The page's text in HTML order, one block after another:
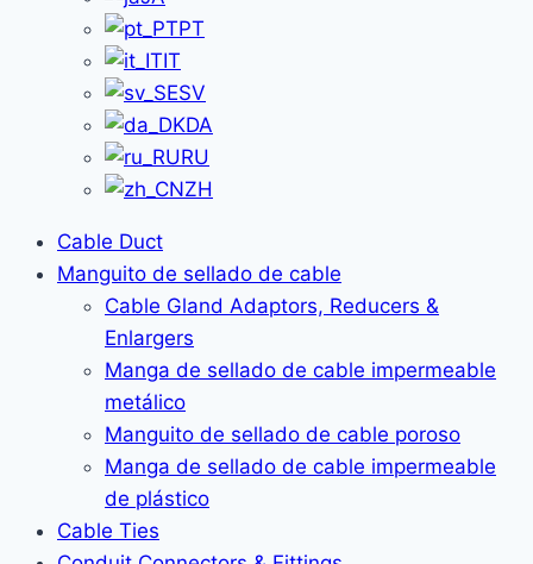
PT
IT
SV
DA
RU
ZH
Cable Duct
Manguito de sellado de cable
Cable Gland Adaptors, Reducers &
Enlargers
Manga de sellado de cable impermeable
metálico
Manguito de sellado de cable poroso
Manga de sellado de cable impermeable
de plástico
Cable Ties